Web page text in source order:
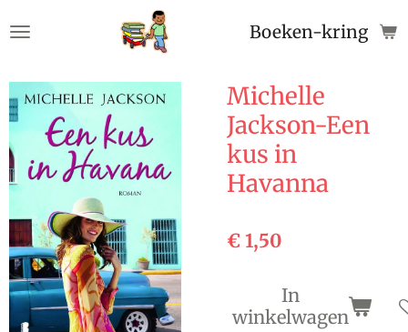
direct
de
hoofdinhoud
Boeken-
Michelle
Jackson-Een
kus in
Havanna
€ 1,50
In
winkelwagen